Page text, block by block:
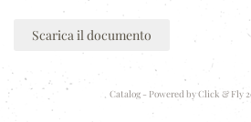
Scarica il documento
Catalog - Powered byClick & Fly